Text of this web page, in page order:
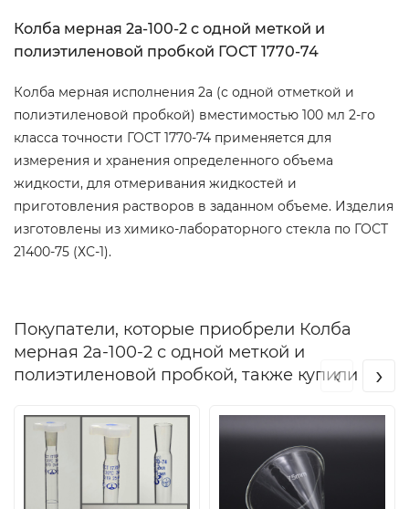
Колба мерная 2а-100-2 с одной меткой и
полиэтиленовой пробкой ГОСТ 1770-74
Колба мерная исполнения 2а (с одной отметкой и
полиэтиленовой пробкой) вместимостью 100 мл 2-го
класса точности ГОСТ 1770-74 применяется для
измерения и хранения определенного объема
жидкости, для отмеривания жидкостей и
приготовления растворов в заданном объеме. Изделия
изготовлены из химико-лабораторного стекла по ГОСТ
21400-75 (ХС-1).
Покупатели, которые приобрели Колба
мерная 2а-100-2 с одной меткой и
полиэтиленовой пробкой, также купили
‹ ›